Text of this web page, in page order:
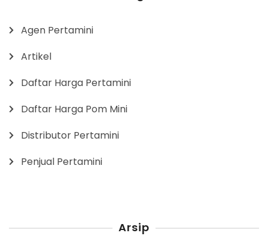
Agen Pertamini
Artikel
Daftar Harga Pertamini
Daftar Harga Pom Mini
Distributor Pertamini
Penjual Pertamini
Arsip